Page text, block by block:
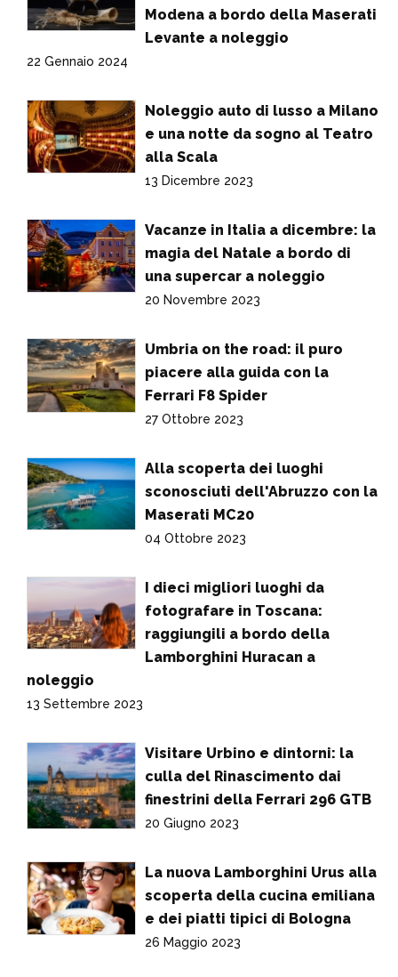
Modena a bordo della Maserati
Levante a noleggio
22 Gennaio 2024
Noleggio auto di lusso a Milano
e una notte da sogno al Teatro
alla Scala
13 Dicembre 2023
Vacanze in Italia a dicembre: la
magia del Natale a bordo di
una supercar a noleggio
20 Novembre 2023
Umbria on the road: il puro
piacere alla guida con la
Ferrari F8 Spider
27 Ottobre 2023
Alla scoperta dei luoghi
sconosciuti dell'Abruzzo con la
Maserati MC20
04 Ottobre 2023
I dieci migliori luoghi da
fotografare in Toscana:
raggiungili a bordo della
Lamborghini Huracan a
noleggio
13 Settembre 2023
Visitare Urbino e dintorni: la
culla del Rinascimento dai
finestrini della Ferrari 296 GTB
20 Giugno 2023
La nuova Lamborghini Urus alla
scoperta della cucina emiliana
e dei piatti tipici di Bologna
26 Maggio 2023